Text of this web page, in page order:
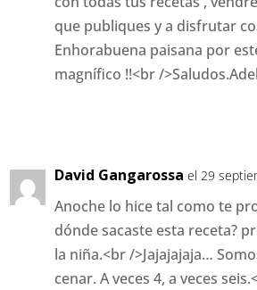
que publiques y a disfrutar
Enhorabuena paisana por
magnífico !!<br /
David Gangarossa el 29
Anoche lo hice tal como te
dónde sacaste esta receta?
la niña.<br />Jajajajaja…
cenar. A veces 4, a veces